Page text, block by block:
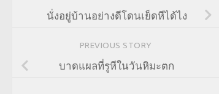
นั่งอยู่บ้านอย่างดีโดนเย็ดหีได้ไง
PREVIOUS STORY
บาดแผลที่รูหีในวันหิมะตก